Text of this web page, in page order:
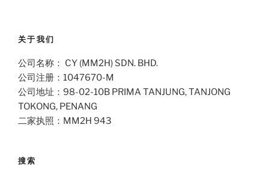
关于我们
公司名称： CY (MM2H) SDN. BHD.
公司注册：1047670-M
公司地址：98-02-10B PRIMA TANJUNG, TANJONG
TOKONG, PENANG
二家执照：MM2H 943
搜索